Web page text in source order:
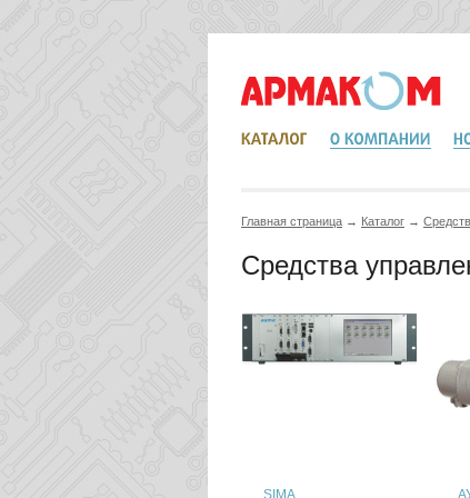
Главная страница → Каталог →
Средства
SIMA